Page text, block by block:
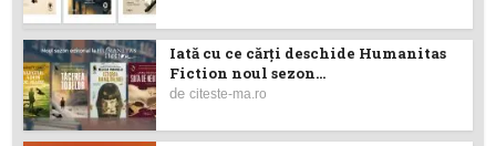
Iată cu ce cărţi deschide Humanitas
Fiction noul sezon...
deciteste-ma.ro